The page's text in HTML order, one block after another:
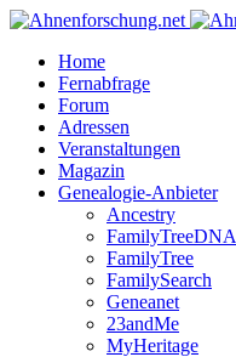
Home
Fernabfrage
Forum
Adressen
Veranstaltungen
Magazin
Genealogie-Anbieter
Ancestry
FamilyTreeDNA
FamilyTree
FamilySearch
Geneanet
23andMe
MyHeritage